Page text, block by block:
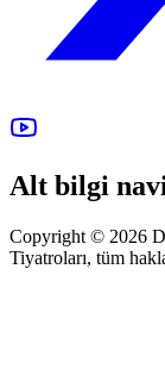
Alt bilgi
Copyright © 2026
Tiyatroları, tüm